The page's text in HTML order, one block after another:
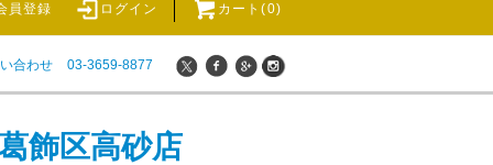
員登録 ログイン カート(0)
合わせ 03-3659-8877
飾区高砂店